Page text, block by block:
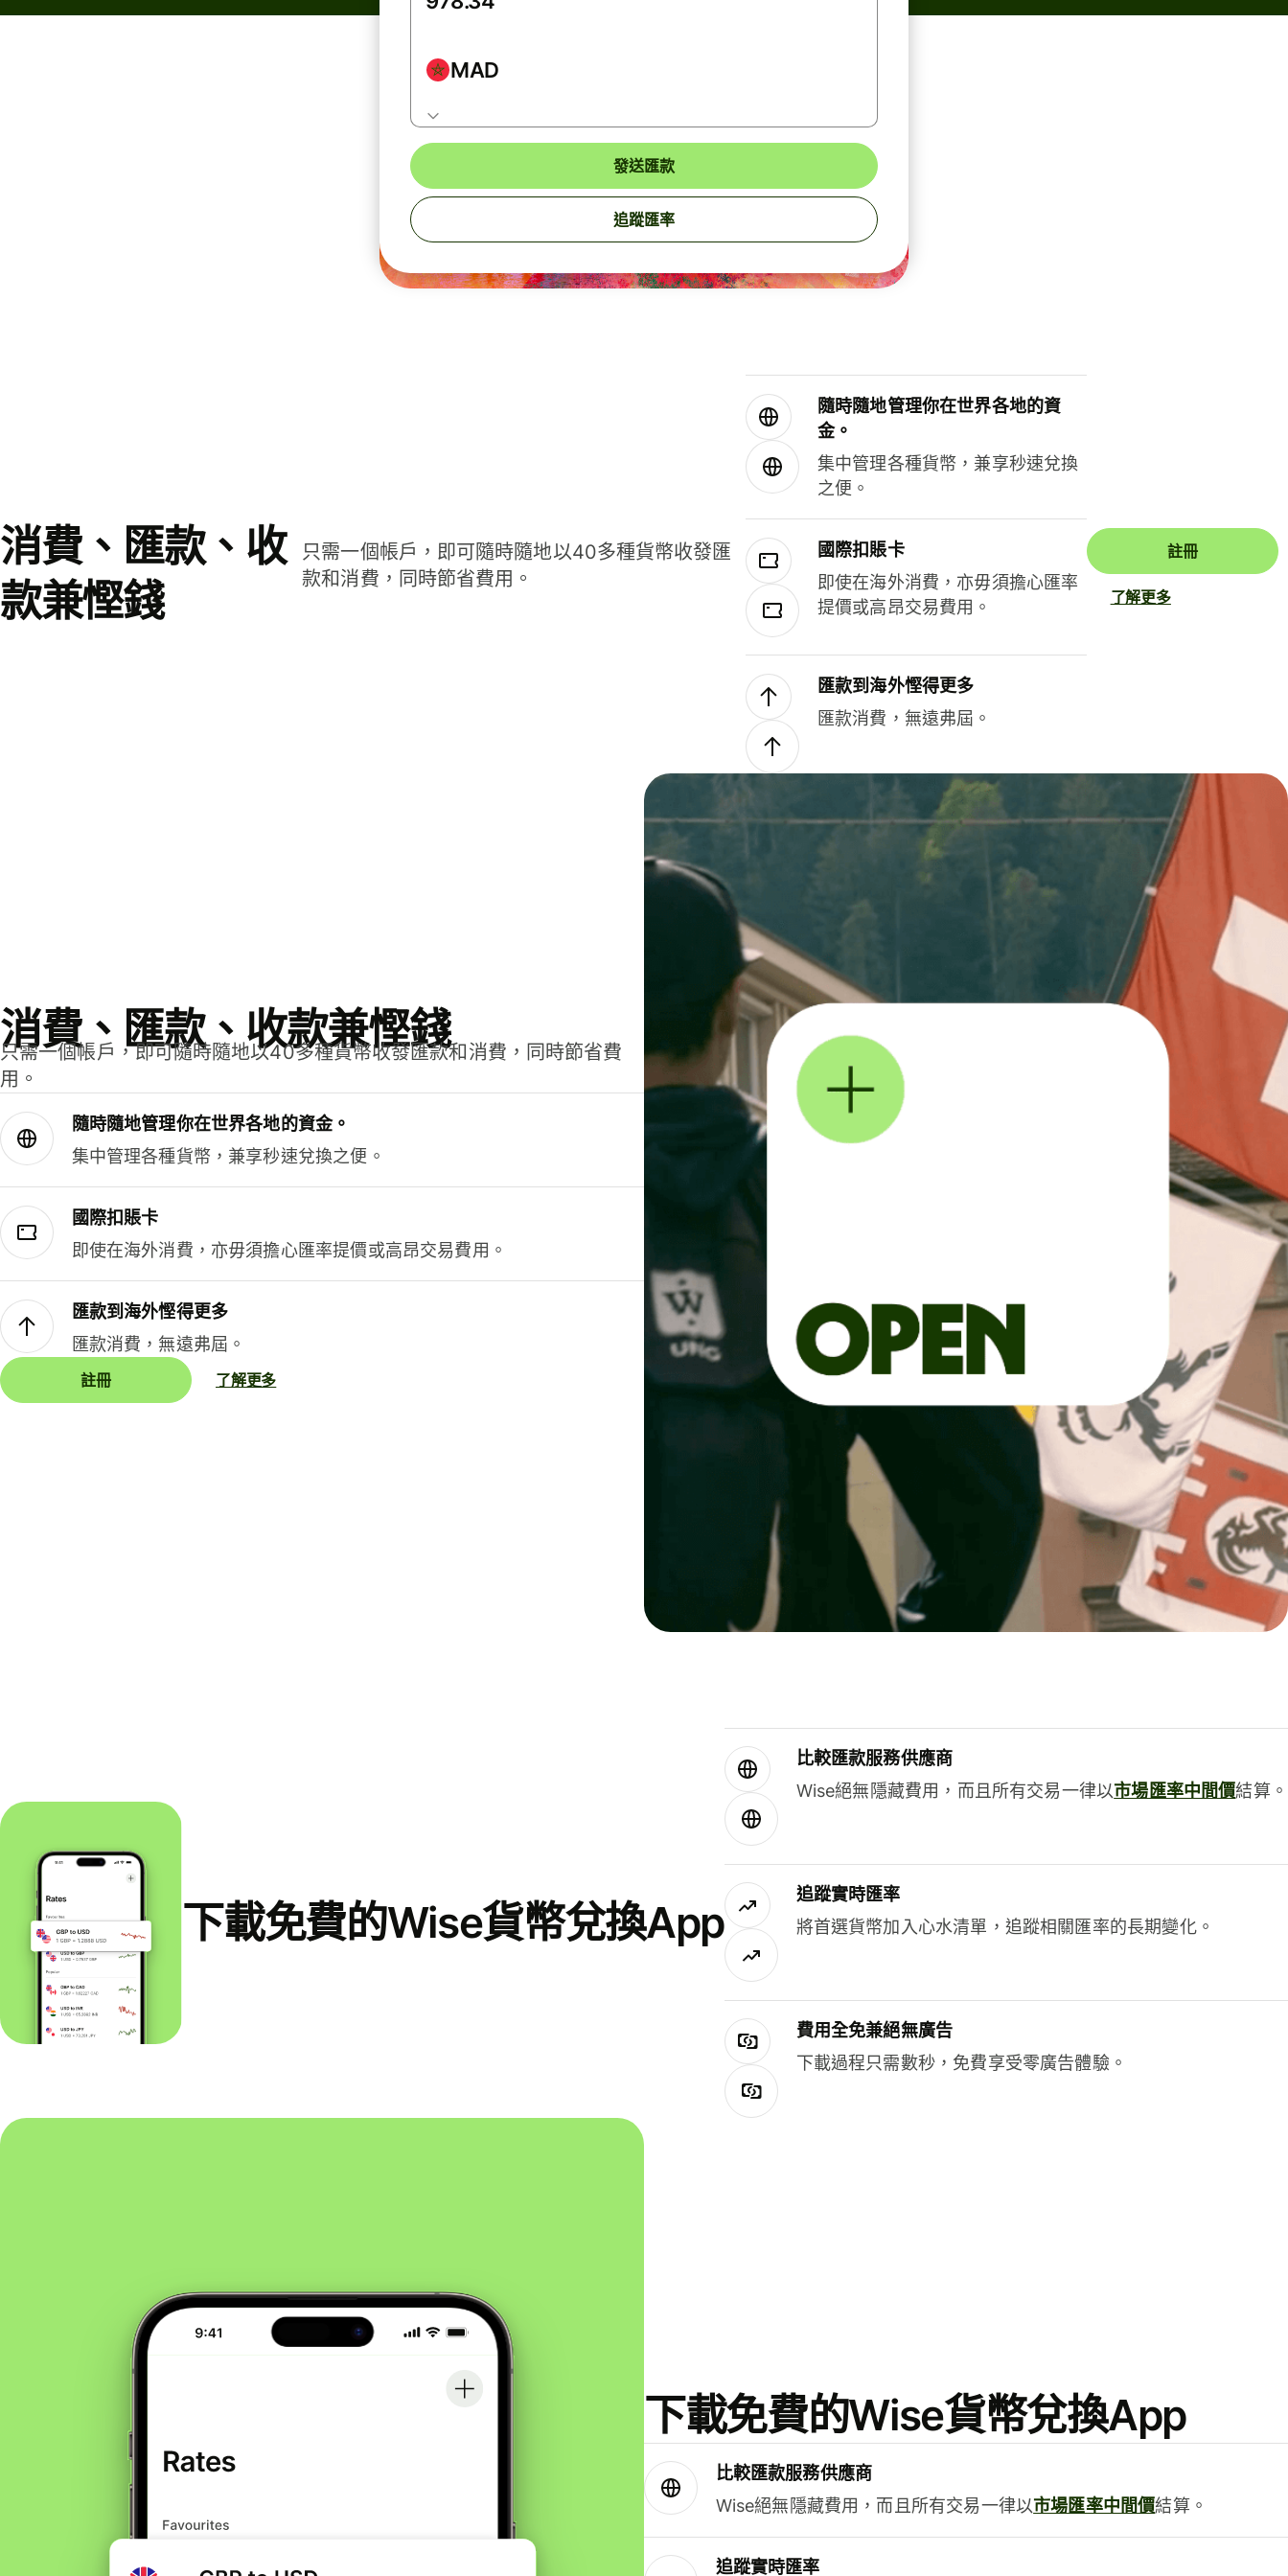
MAD
發送匯款
追蹤匯率
消費、匯款、收
款兼慳錢
只需一個帳戶，即可隨時隨地以40多種貨幣收發匯
款和消費，同時節省費用。
隨時隨地管理你在世界各地的資
金。
集中管理各種貨幣，兼享秒速兌換
之便。
國際扣賬卡
即使在海外消費，亦毋須擔心匯率
提價或高昂交易費用。
匯款到海外慳得更多
匯款消費，無遠弗屆。
註冊
了解更多
消費、匯款、收款兼慳錢
只需一個帳戶，即可隨時隨地以40多種貨幣收發匯款和消費，同時節省費
用。
隨時隨地管理你在世界各地的資金。
集中管理各種貨幣，兼享秒速兌換之便。
國際扣賬卡
即使在海外消費，亦毋須擔心匯率提價或高昂交易費用。
匯款到海外慳得更多
匯款消費，無遠弗屆。
註冊 了解更多
下載免費的Wise貨幣兌換App
比較匯款服務供應商
Wise絕無隱藏費用，而且所有交易一律以市場匯率中間價結算。
追蹤實時匯率
將首選貨幣加入心水清單，追蹤相關匯率的長期變化。
費用全免兼絕無廣告
下載過程只需數秒，免費享受零廣告體驗。
下載免費的Wise貨幣兌換App
比較匯款服務供應商
Wise絕無隱藏費用，而且所有交易一律以市場匯率中間價結算。
追蹤實時匯率